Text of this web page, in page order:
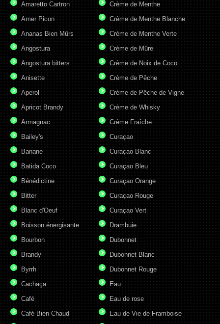
Amaretto Cartron
Amer Picon
Ananas Bien Mûrs
Angostura
Angostura bitters
Anisette
Aperol
Apricot Brandy
Armagnac
Bailey's
Banane
Batida Coco
Bénédictine
Bitter
Blanc d'Oeuf
Boisson énergisante
Bourbon
Brandy
Byrrh
Cachaça
Café
Café Bien Chaud
Crème de Menthe
Crème de Menthe Blanche
Crème de Menthe Verte
Crème de Mûre
Crème de Noix de Coco
Crème de Pêche
Crème de Pêche de Vigne
Crème de Whisky
Crème Fraîche
Curaçao
Curaçao Blanc
Curaçao Bleu
Curaçao Orange
Curaçao Rouge
Curaçao Vert
Drambuie
Dubonnet
Dubonnet Blanc
Dubonnet Rouge
Eau
Eau de rose
Eau de Vie de Framboise